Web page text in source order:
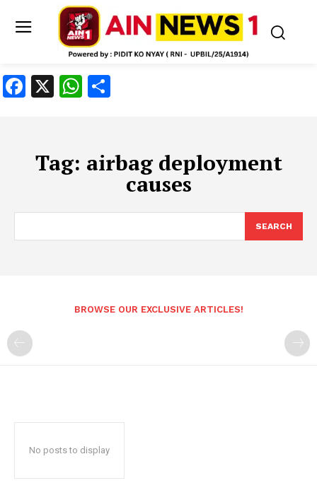
Facebook
X WhatsApp
Tag: airbag deployment
causes
SEARCH
BROWSE OUR EXCLUSIVE ARTICLES!
No posts to display